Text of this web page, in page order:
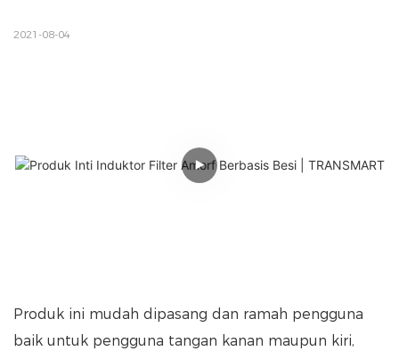
2021-08-04
Produk ini mudah dipasang dan ramah pengguna
baik untuk pengguna tangan kanan maupun kiri,